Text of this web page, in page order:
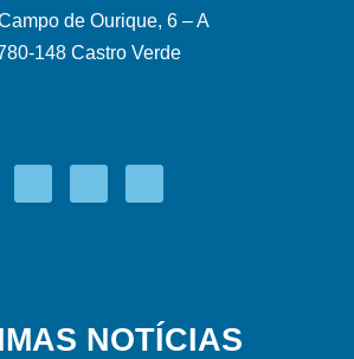
de Ourique, 6 – A
148 Castro Verde
NOTÍCIAS